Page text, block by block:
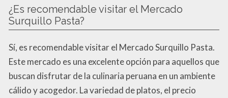
¿Es recomendable visitar el Mercado
Surquillo Pasta?
Sí, es recomendable visitar el Mercado Surquillo Pasta.
Este mercado es una excelente opción para aquellos que
buscan disfrutar de la culinaria peruana en un ambiente
cálido y acogedor. La variedad de platos, el precio